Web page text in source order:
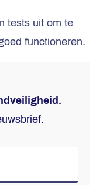
tests uit om te
functioneren.